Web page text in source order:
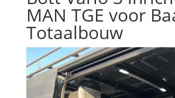
MAN TGE voor
Totaalbouw